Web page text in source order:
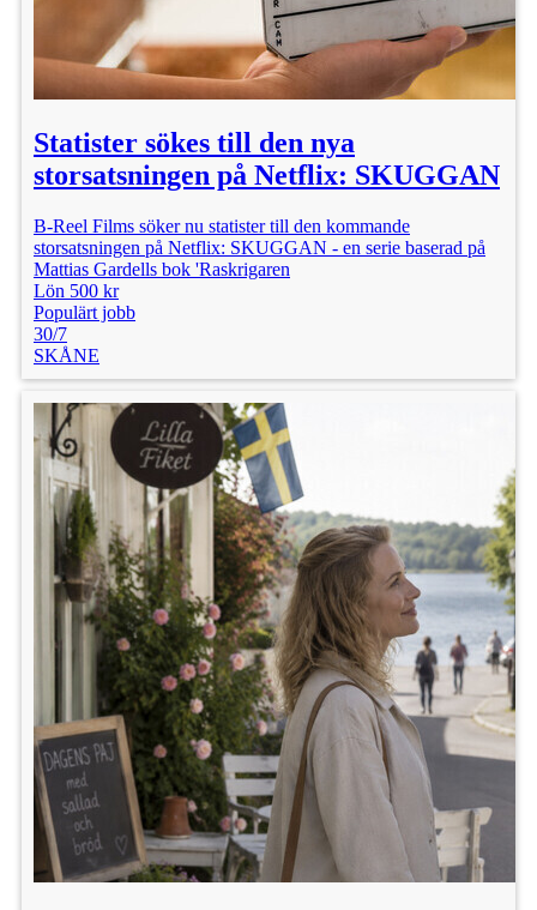
Statister sökes till den nya
storsatsningen på Netflix: SKUGGAN
B-Reel Films söker nu statister till den kommande
storsatsningen på Netflix: SKUGGAN - en serie baserad på
Mattias Gardells bok 'Raskrigaren
Lön 500 kr
Populärt jobb
30/7
SKÅNE